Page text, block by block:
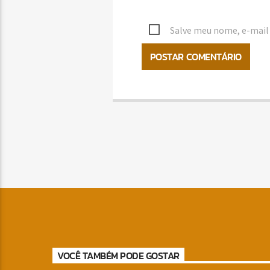
Salve meu nome, e-
VOCÊ TAMBÉM PODE GOSTAR